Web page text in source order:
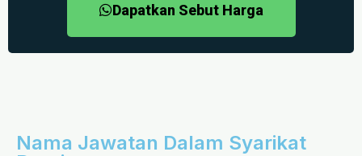
Dapatkan Sebut Harga
Nama Jawatan Dalam Syarikat